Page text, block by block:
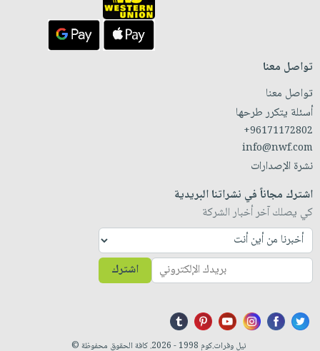
تواصل معنا
تواصل معنا
أسئلة يتكرر طرحها
+96171172802
info@nwf.com
نشرة الإصدارات
اشترك مجاناً في نشراتنا البريدية
كي يصلك آخر أخبار الشركة
اشترك
نيل وفرات.كوم 1998 - 2026. كافة الحقوق محفوظة ©